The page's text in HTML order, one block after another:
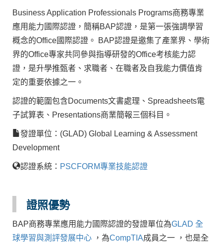
Business Application Professionals Programs商務專業
應用能力國際認證，簡稱BAP認證，是第一張強調學習
概念的Office國際認證。 BAP認證是邀集了產業界、學術
界的Office專家共同參與指導研發的Office考核能力認
證，是升學推甄者、求職者、在職者及自我能力價值肯
定的重要依據之一。
認證的範圍包含Documents文書處理、Spreadsheets電
子試算表、Presentations商業簡報三個科目。
發證單位：(GLAD) Global Learning & Assessment
Development
認證系統： PSCFORM專業技能認證
證照優勢
BAP商務專業應用能力國際認證的發證單位為GLAD 全
球學習與測評發展中心 ，為CompTIA成員之一 ，也是全